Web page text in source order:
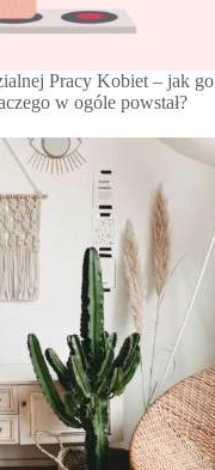
Pracy Kobiet – jak go
w ogóle powstał?